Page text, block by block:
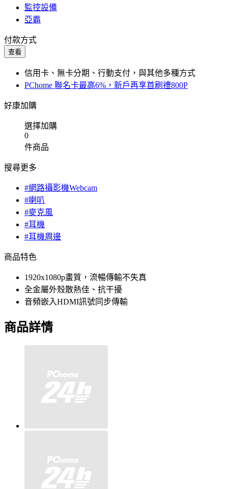
監控設備
亞霸
付款方式
查看
信用卡、無卡分期、行動支付，與其他多種方式
PChome 聯名卡最高6%，新戶再享首刷禮800P
好康加購
選擇加購
0
件商品
搜尋更多
#網路攝影機Webcam
#喇叭
#麥克風
#耳機
#耳機周邊
商品特色
1920x1080p畫質，流暢傳輸不失真
全金屬外殼散熱佳、抗干擾
音頻嵌入HDMI訊號同步傳輸
商品詳情